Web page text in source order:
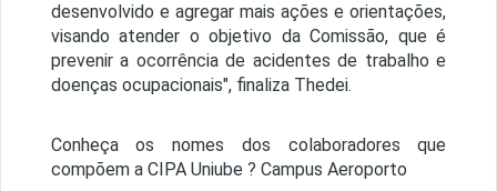
desenvolvido e agregar mais ações e orientações,
visando atender o objetivo da Comissão, que é
prevenir a ocorrência de acidentes de trabalho e
doenças ocupacionais", finaliza Thedei.
Conheça os nomes dos colaboradores que
compõem a CIPA Uniube ? Campus Aeroporto